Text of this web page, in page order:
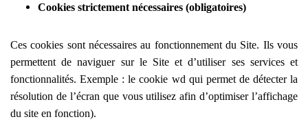
Cookies strictement nécessaires (obligatoires)
Ces cookies sont nécessaires au fonctionnement du Site. Ils vous
permettent de naviguer sur le Site et d’utiliser ses services et
fonctionnalités. Exemple : le cookie wd qui permet de détecter la
résolution de l’écran que vous utilisez afin d’optimiser l’affichage
du site en fonction).